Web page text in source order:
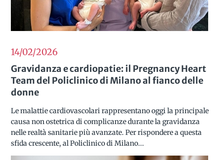
14/022026
Gravidanza e cardiopatie: il Pregnancy Heart
Team del Policlinico di Milano al fianco delle
donne
Le malattie cardiovascolari rappresentano oggi la principale
causa non ostetrica di complicanze durante la gravidanza
nelle realtà sanitarie più avanzate. Per rispondere a questa
sfida crescente, al Policlinico di Milano...